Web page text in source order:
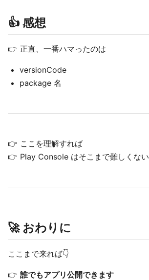
👍 感想
👉 正直、一番ハマったのは
versionCode
package 名
👉 ここを理解すれば
👉 Play Console はそこまで難しくない
🚀 おわりに
ここまで来れば👇
👉 誰でもアプリ公開できます